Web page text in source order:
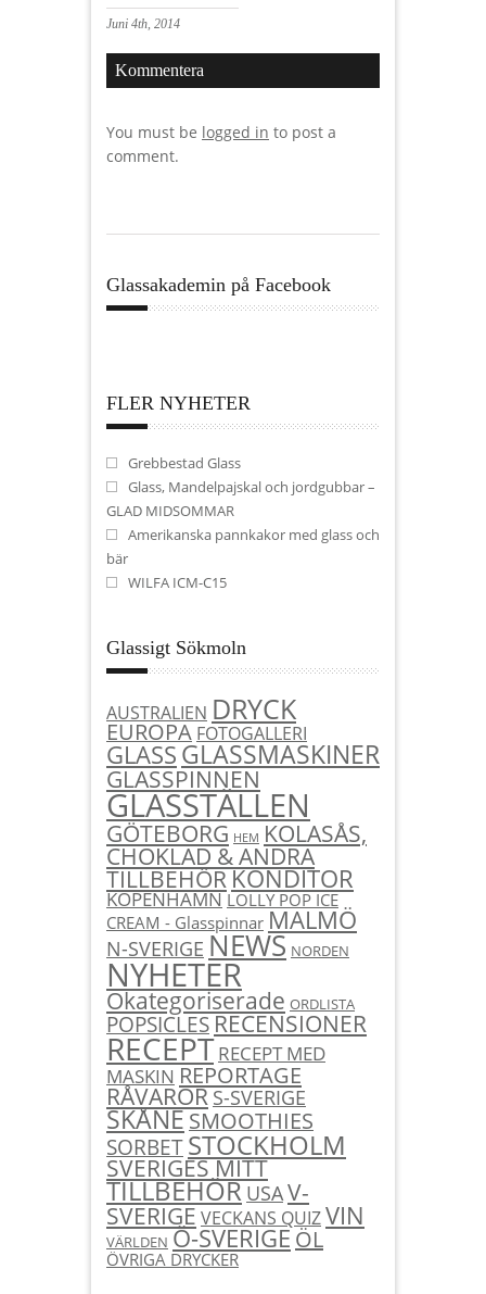
Juni 4th, 2014
Kommentera
You must be logged in to post a
comment.
Glassakademin på Facebook
FLER NYHETER
Grebbestad Glass
Glass, Mandelpajskal och jordgubbar –
GLAD MIDSOMMAR
Amerikanska pannkakor med glass och
bär
WILFA ICM-C15
Glassigt Sökmoln
AUSTRALIEN DRYCK
EUROPA FOTOGALLERI
GLASSGLASSMASKINER
GLASSPINNEN
GLASSTÄLLEN
GÖTEBORG HEM KOLASÅS,
CHOKLAD & ANDRA
TILLBEHÖRKONDITOR
KÖPENHAMN LOLLY POP ICE
CREAM - Glasspinnar MALMÖ
N-SVERIGE NEWS NORDEN
NYHETER
Okategoriserade ORDLISTA
POPSICLESRECENSIONER
RECEPT RECEPT MED
MASKIN REPORTAGE
RÅVAROR S-SVERIGE
SKÅNESMOOTHIES
SORBETSTOCKHOLM
SVERIGES MITT
TILLBEHÖR USAV-
SVERIGEVECKANS QUIZVIN
VÄRLDEN Ö-SVERIGEÖL
ÖVRIGA DRYCKER